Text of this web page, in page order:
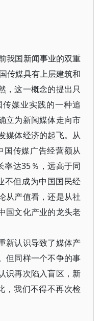
我国新闻事业的双重
传媒具有上层建筑和
，这一概念的提出只
媒业实践的一种追
立为新闻媒体走向市
媒体经济的起飞。从
国传媒广告经营额从
率达35％，远高于同
不但成为中国国民经
从产值看，还是从社
国文化产业的龙头老
新认识导致了媒体产
但同样一个不争的事
识再次陷入盲区，新
，我们不得不再次检